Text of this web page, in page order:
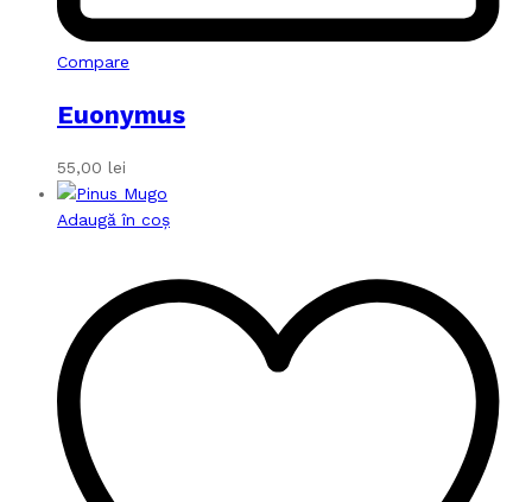
Compare
Euonymus
55,00 lei
Adaugă în coș